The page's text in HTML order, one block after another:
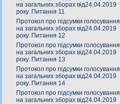
на загальних зборах від24.04.2019
року. Питання 11
Протокол про підсумки голосування
на загальних зборах від24.04.2019
року. Питання 12
Протокол про підсумки голосування
на загальних зборах від24.04.2019
року. Питання 13
Протокол про підсумки голосування
на загальних зборах від24.04.2019
року. Питання 14
Протокол про підсумки голосування
на загальних зборах від24.04.2019